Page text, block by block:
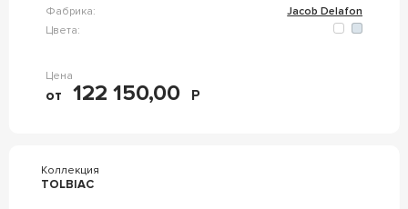
Фабрика:
Jacob Delafon
Цвета:
Цена
от 122 150,00 Р
Коллекция
TOLBIAC